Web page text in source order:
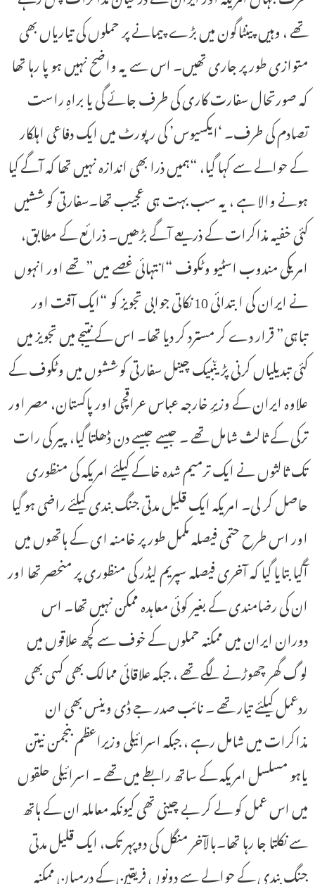
تھے ، وہیں پینٹاگون میں بڑے پیمانے پر حملوں کی تیاریاں بھی
متوازی طور پر جاری تھیں۔ اس سے یہ واضح نہیں ہو پا رہا تھا
کہ صورتحال سفارت کاری کی طرف جائے گی یا براہِ راست
تصادم کی طرف۔ ‘ایکسیوس’ کی رپورٹ میں ایک دفاعی اہلکار
کے حوالے سے کہا گیا، “ہمیں ذرا بھی اندازہ نہیں تھا کہ آگے کیا
ہونے والا ہے ، یہ سب بہت ہی عجیب تھا۔سفارتی کوششیں
کئی خفیہ مذاکرات کے ذریعے آگے بڑھیں۔ ذرائع کے مطابق،
امریکی مندوب اسٹیو وٹکوف “انتہائی غصے میں” تھے اور انہوں
نے ایران کی ابتدائی 10 نکاتی جوابی تجویز کو “ایک آفت اور
تباہی” قرار دے کر مسترد کر دیا تھا۔ اس کے نتیجے میں تجویز میں
کئی تبدیلیاں کرنی پڑیںبیک چینل سفارتی کوششوں میں وٹکوف کے
علاوہ ایران کے وزیرِ خارجہ عباس عراقچی اور پاکستان، مصر اور
ترکی کے ثالث شامل تھے ۔ جیسے جیسے دن ڈھلتا گیا، پیر کی رات
تک ثالثوں نے ایک ترمیم شدہ خاکے کیلئے امریکہ کی منظوری
حاصل کر لی۔ امریکہ ایک قلیل مدتی جنگ بندی کیلئے راضی ہو گیا
اور اس طرح حتمی فیصلہ مکمل طور پر خامنہ ای کے ہاتھوں میں
آگیابتایا گیا کہ آخری فیصلہ سپریم لیڈر کی منظوری پر منحصر تھا اور
ان کی رضامندی کے بغیر کوئی معاہدہ ممکن نہیں تھا۔ اس
دوران ایران میں ممکنہ حملوں کے خوف سے کچھ علاقوں میں
لوگ گھر چھوڑنے لگے تھے ، جبکہ علاقائی ممالک بھی کسی بھی
ردعمل کیلئے تیار تھے ۔ نائب صدر جے ڈی وینس بھی ان
مذاکرات میں شامل رہے ، جبکہ اسرائیلی وزیراعظم بنجمن نیتن
یاہو مسلسل امریکہ کے ساتھ رابطے میں تھے ۔ اسرائیلی حلقوں
میں اس عمل کو لے کر بے چینی تھی کیونکہ معاملہ ان کے ہاتھ
سے نکلتا جا رہا تھا۔بالآخر منگل کی دوپہر تک، ایک قلیل مدتی
جنگ بندی کے حوالے سے دونوں فریقین کے درمیان ممکنہ